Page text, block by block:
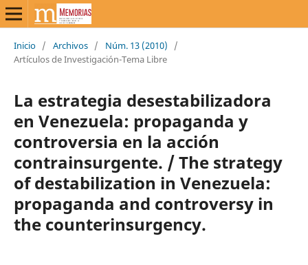
Inicio / Archivos / Núm. 13 (2010)
/
Artículos de Investigación-Tema Libre
La estrategia desestabilizadora
en Venezuela: propaganda y
controversia en la acción
contrainsurgente. / The strategy
of destabilization in Venezuela:
propaganda and controversy in
the counterinsurgency.